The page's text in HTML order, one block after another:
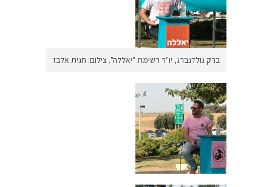
ברק גולדנברג, יו"ר רשימת "יאללה". צילום: חגית אלבז